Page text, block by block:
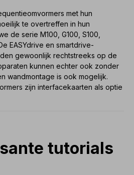
met hun
te overtreffen in hun
de serie M100, G100, S100,
EASYdrive en smartdrive-
gewoonlijk rechtstreeks op de
kunnen echter ook zonder
wandmontage is ook mogelijk.
zijn interfacekaarten als optie
tutorials